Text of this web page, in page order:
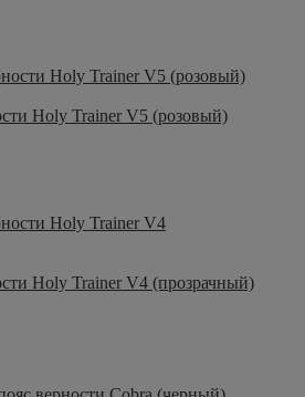
Holy Trainer V5 (розовый)
Holy Trainer V4 (прозрачный)